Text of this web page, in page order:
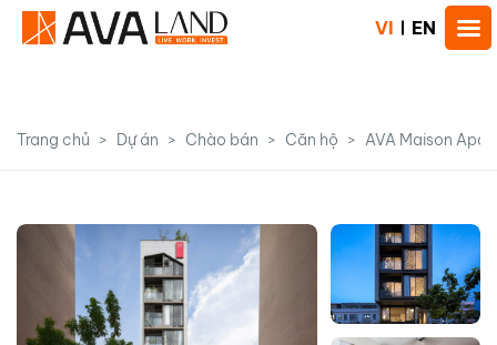
Trang chủ Dự án Chào bán Căn hộ AVA Maison
VI EN